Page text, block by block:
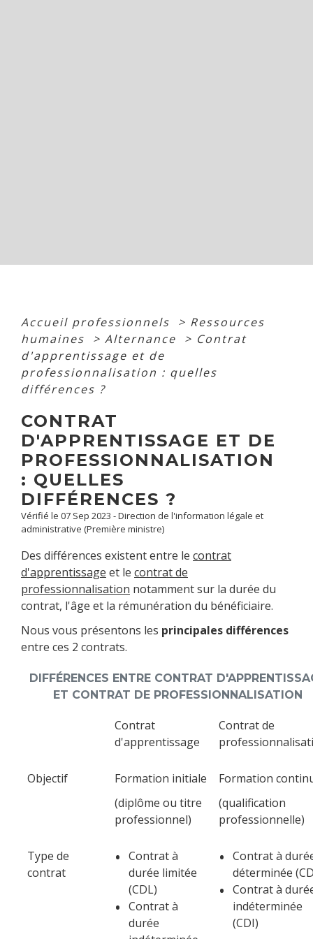
Accueil professionnels > Ressources
humaines
> Alternance > Contrat
d'apprentissage et de
professionnalisation : quelles
différences ?
CONTRAT
D'APPRENTISSAGE ET DE
PROFESSIONNALISATION
: QUELLES
DIFFÉRENCES ?
Vérifié le 07 Sep 2023 - Direction de l'information légale et
administrative (Première ministre)
Des différences existent entre le contrat
d'apprentissage et le contrat de
professionnalisation notamment sur la durée du
contrat, l'âge et la rémunération du bénéficiaire.
Nous vous présentons les principales différences
entre ces 2 contrats.
DIFFÉRENCES ENTRE CONTRAT
ET CONTRAT DE PROFESSIONNALISATION
Contrat
d'apprentissage
Contrat de
Objectif
Formation initiale
(diplôme ou titre
professionnel)
Formation
(qualification
professionnelle)
Type de
contrat
Contrat à
durée limitée
(CDL)
Contrat à
durée
Contrat à
déterminée
Contrat à
indéterminée
(CDI)